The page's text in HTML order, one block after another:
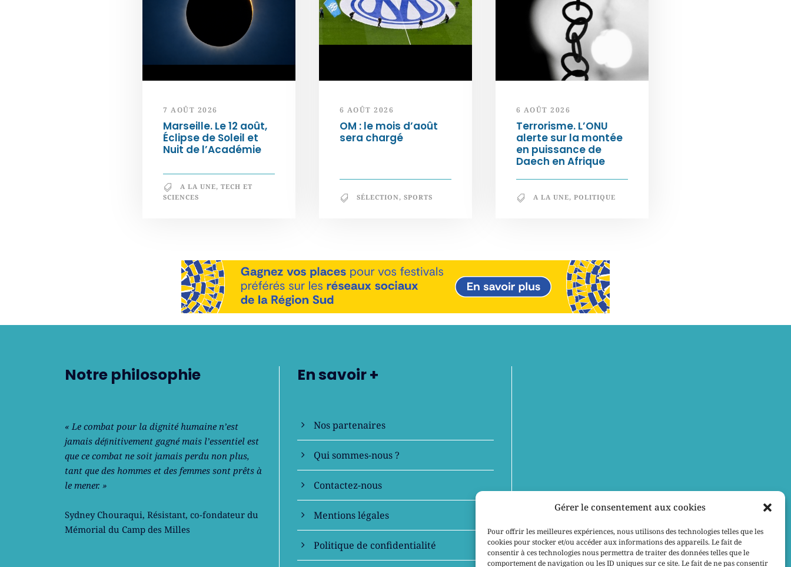
Gérer le consentement aux cookies
Pour offrir les meilleures expériences, nous utilisons des technologies telles que les
cookies pour stocker et/ou accéder aux informations des appareils. Le fait de
consentir à ces technologies nous permettra de traiter des données telles que le
comportement de navigation ou les ID uniques sur ce site. Le fait de ne pas consentir
7 AOÛT 2026
Marseille. Le 12 août,
Éclipse de Soleil et
Nuit de l’Académie
A LA UNE, TECH ET
SCIENCES
6 AOÛT 2026
OM : le mois d’août
sera chargé
SÉLECTION, SPORTS
6 AOÛT 2026
Terrorisme. L’ONU
alerte sur la montée
en puissance de
Daech en Afrique
A LA UNE, POLITIQUE
Notre philosophie
« Le combat pour la dignité humaine n’est
jamais déﬁnitivement gagné mais l’essentiel est
que ce combat ne soit jamais perdu non plus,
tant que des hommes et des femmes sont prêts à
le mener. »
Sydney Chouraqui, Résistant, co-fondateur du
Mémorial du Camp des Milles
En savoir +
Nos partenaires
Qui sommes-nous ?
Contactez-nous
Mentions légales
Politique de confidentialité